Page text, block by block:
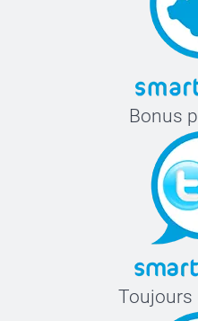
Bonus
Toujours